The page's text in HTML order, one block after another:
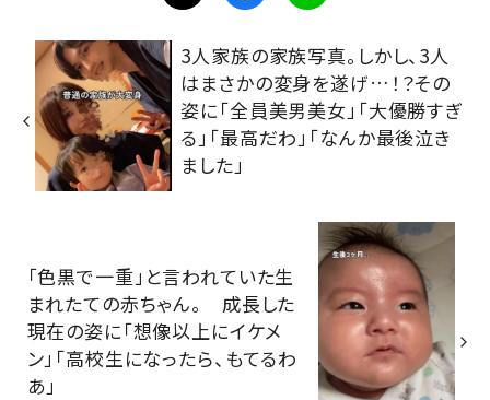
3人家族の家族写真。しかし、3人
はまさかの変身を遂げ…！？その
姿に「全員美男美女」「大優勝すぎ
る」「最高だわ」「なんか最後泣き
ました」
「色黒で一重」と言われていた生
まれたての赤ちゃん。 成長した
現在の姿に「想像以上にイケメ
ン」「高校生になったら、もてるわ
あ」